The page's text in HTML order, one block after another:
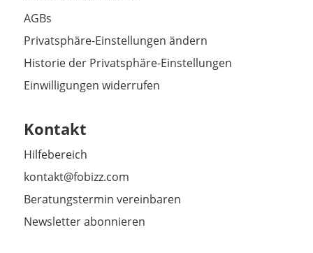
AGBs
Privatsphäre-Einstellungen ändern
Historie der Privatsphäre-Einstellungen
Einwilligungen widerrufen
Kontakt
Hilfebereich
kontakt@fobizz.com
Beratungstermin vereinbaren
Newsletter abonnieren